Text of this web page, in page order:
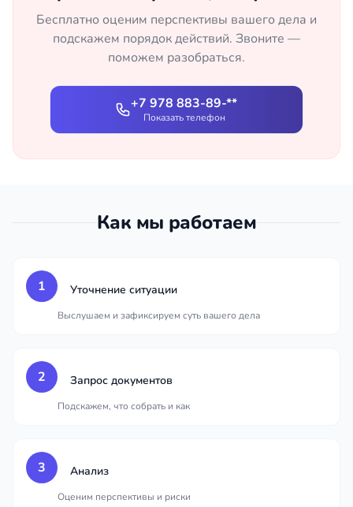
Бесплатно оценим перспективы вашего дела и
подскажем порядок действий. Звоните —
поможем разобраться.
+7 978 883-89-**
Показать телефон
Как мы работаем
1 Уточнение ситуации
Выслушаем и зафиксируем суть вашего дела
2 Запрос документов
Подскажем, что собрать и как
3 Анализ
Оценим перспективы и риски